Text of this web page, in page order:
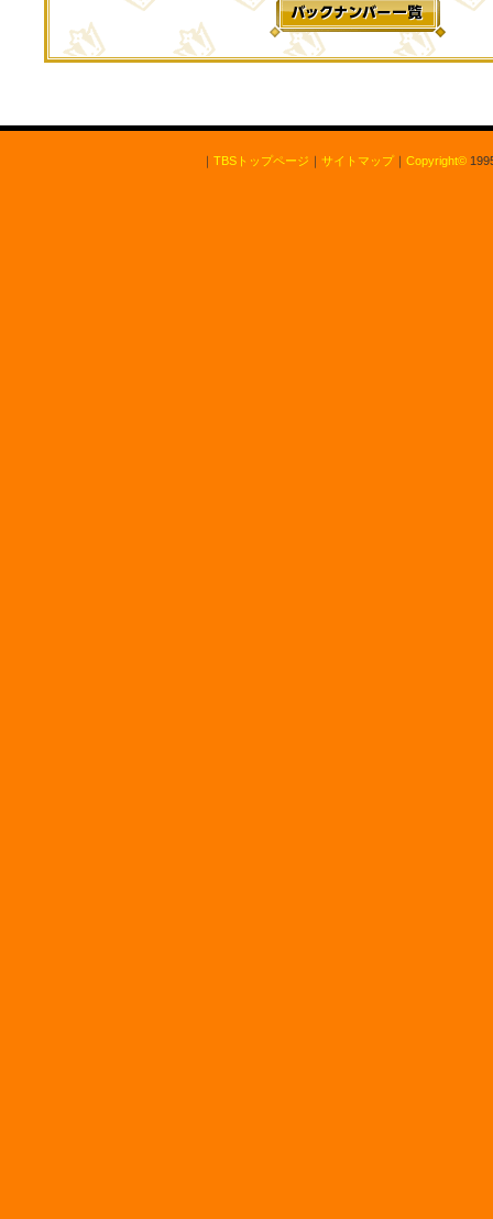
｜ TBSトップページ ｜ サイトマップ｜ Copyright©